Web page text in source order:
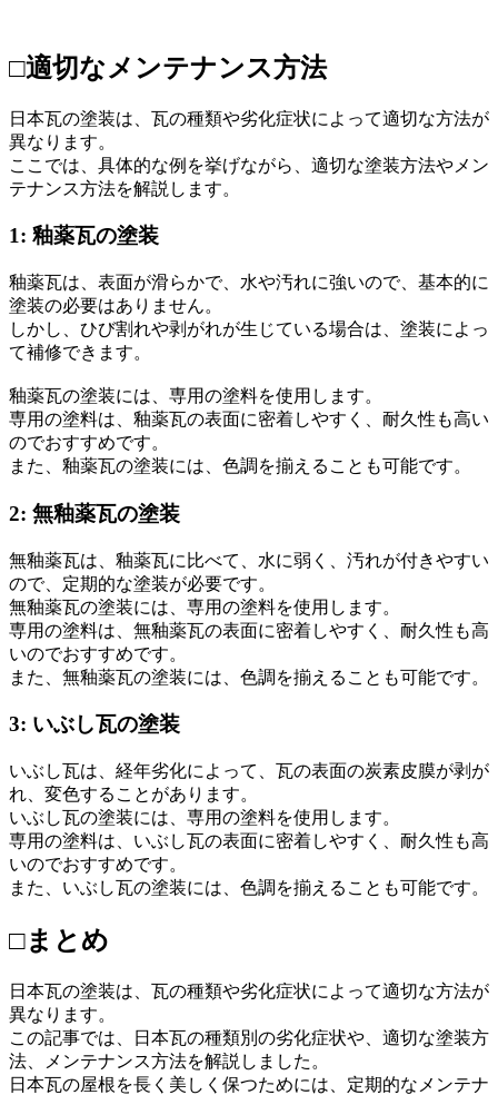
□適切なメンテナンス方法
日本瓦の塗装は、瓦の種類や劣化症状によって適切な方法が
異なります。
ここでは、具体的な例を挙げながら、適切な塗装方法やメン
テナンス方法を解説します。
1: 釉薬瓦の塗装
釉薬瓦は、表面が滑らかで、水や汚れに強いので、基本的に
塗装の必要はありません。
しかし、ひび割れや剥がれが生じている場合は、塗装によっ
て補修できます。
釉薬瓦の塗装には、専用の塗料を使用します。
専用の塗料は、釉薬瓦の表面に密着しやすく、耐久性も高い
のでおすすめです。
また、釉薬瓦の塗装には、色調を揃えることも可能です。
2: 無釉薬瓦の塗装
無釉薬瓦は、釉薬瓦に比べて、水に弱く、汚れが付きやすい
ので、定期的な塗装が必要です。
無釉薬瓦の塗装には、専用の塗料を使用します。
専用の塗料は、無釉薬瓦の表面に密着しやすく、耐久性も高
いのでおすすめです。
また、無釉薬瓦の塗装には、色調を揃えることも可能です。
3: いぶし瓦の塗装
いぶし瓦は、経年劣化によって、瓦の表面の炭素皮膜が剥が
れ、変色することがあります。
いぶし瓦の塗装には、専用の塗料を使用します。
専用の塗料は、いぶし瓦の表面に密着しやすく、耐久性も高
いのでおすすめです。
また、いぶし瓦の塗装には、色調を揃えることも可能です。
□まとめ
日本瓦の塗装は、瓦の種類や劣化症状によって適切な方法が
異なります。
この記事では、日本瓦の種類別の劣化症状や、適切な塗装方
法、メンテナンス方法を解説しました。
日本瓦の屋根を長く美しく保つためには、定期的なメンテナ